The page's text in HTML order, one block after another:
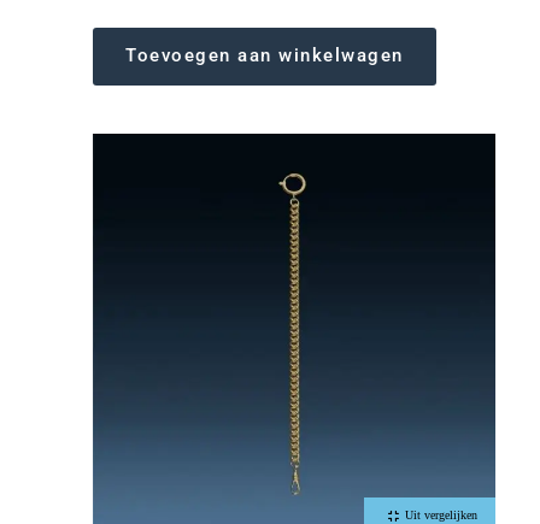
Toevoegen aan winkelwagen
Uit vergelijken